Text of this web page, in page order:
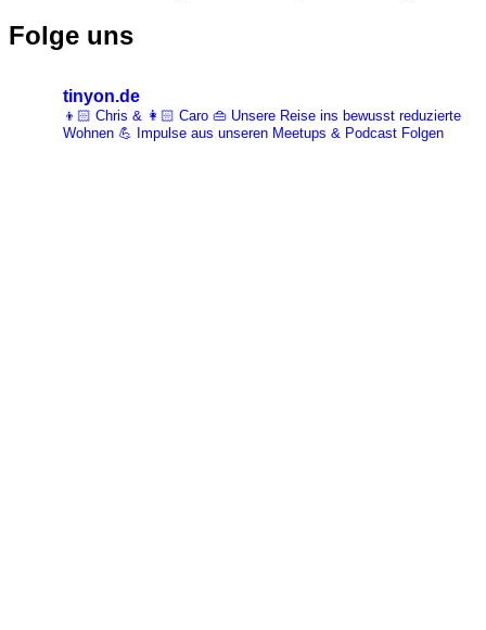
Folge uns
tinyon.de
👦🏻 Chris & 👩🏻 Caro 👜 Unsere Reise ins bewusst reduzierte
Wohnen 💪 Impulse aus unseren Meetups & Podcast Folgen